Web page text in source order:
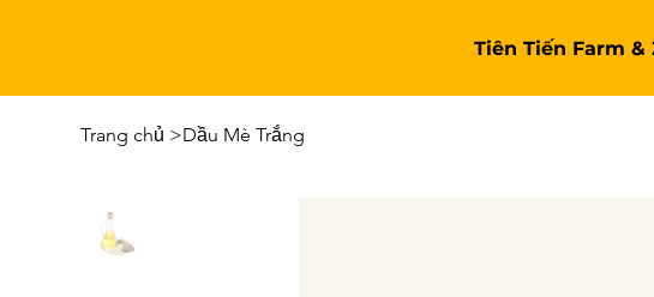
Tiên Tiến Farm &
Trang chủ >Dầu Mè Trắng